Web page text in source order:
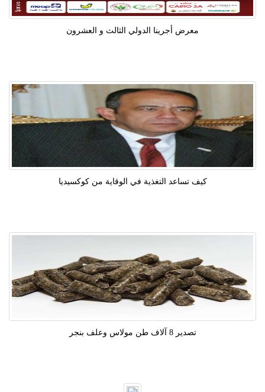
معرض أجرينا الدولي الثالث و العشرون
كيف تساعد التغذية في الوقاية من كوكسيديا
تصدير 8 آلاف طن مولاس وعلف بنجر